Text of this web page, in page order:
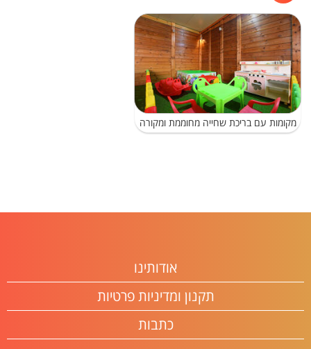
מקומות עם בריכת שחייה מחוממת ומקורה
אודותינו
תקנון ומדיניות פרטיות
כתבות